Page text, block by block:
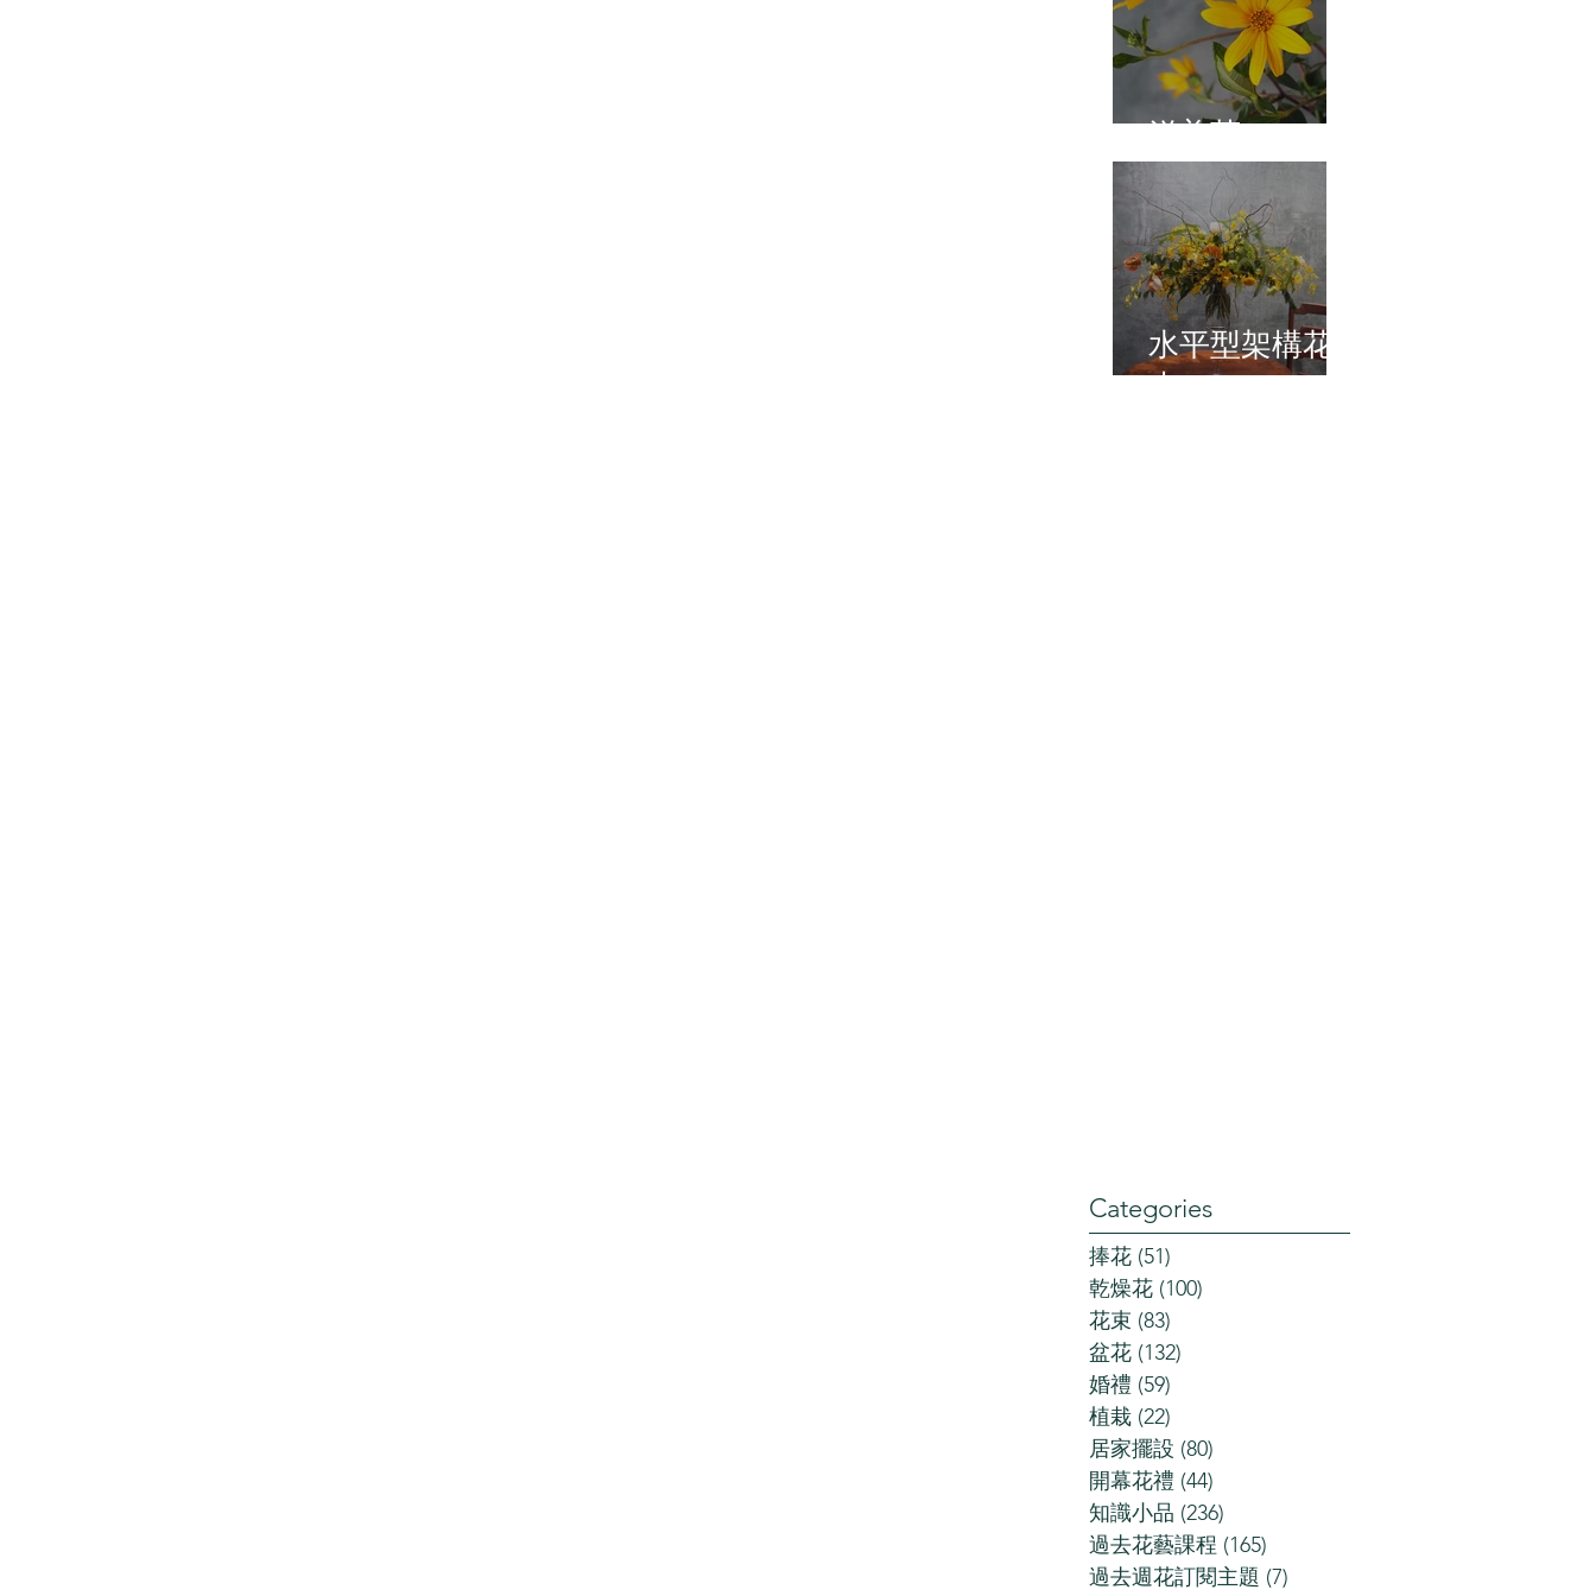
洋姜菊
水平型架構花
束
Categories
捧花 (51)
乾燥花 (100)
花束 (83)
盆花 (132)
婚禮 (59)
植栽 (22)
居家擺設 (80)
開幕花禮 (44)
知識小品 (236)
過去花藝課程 (165)
過去週花訂閱主題 (7)